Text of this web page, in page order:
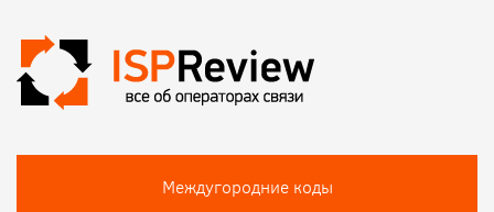
Междугородние коды